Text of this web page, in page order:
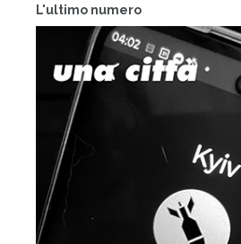
L'ultimo numero